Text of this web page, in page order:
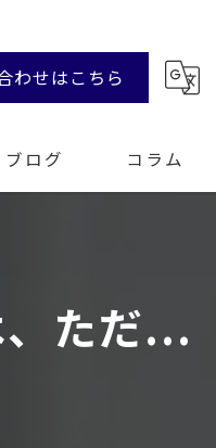
わせはこちら
ブログ コラム
ただ...